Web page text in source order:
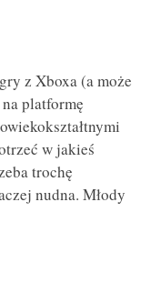
z Xboxa (a może
platformę
w jakieś
trochę
nudna. Młody